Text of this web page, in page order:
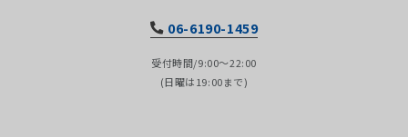
06-6190-1459
受付時間/9:00～22:00
(日曜は19:00まで)